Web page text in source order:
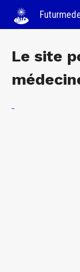
content
Le site